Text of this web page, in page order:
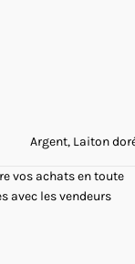
Argent, Laiton
vos achats en toute
avec les vendeurs